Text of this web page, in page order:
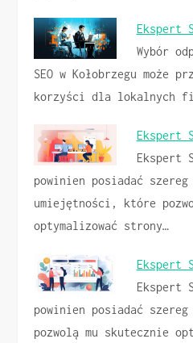
Ekspert
Wybór
SEO w Kołobrzegu może
korzyści dla lokalnych
Ekspert
Ekspert
powinien posiadać szereg
umiejętności, które
optymalizować strony…
Ekspert
Ekspert
powinien posiadać
pozwolą mu skutecznie